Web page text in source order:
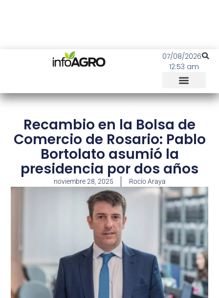
07/08/2026
12:53 am
Recambio en la Bolsa de
Comercio de Rosario: Pablo
Bortolato asumió la
presidencia por dos años
noviembre 28, 2025 Rocío Araya